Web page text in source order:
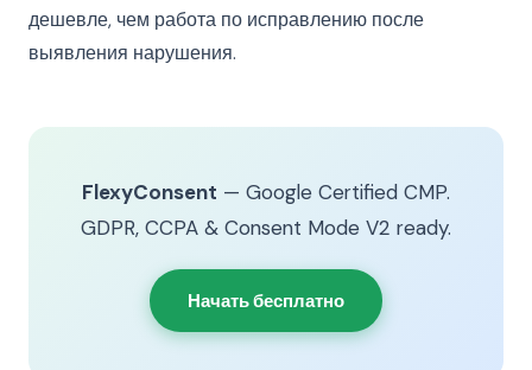
дешевле, чем работа по исправлению после
выявления нарушения.
FlexyConsent — Google Certified CMP.
GDPR, CCPA & Consent Mode V2 ready.
Начать бесплатно